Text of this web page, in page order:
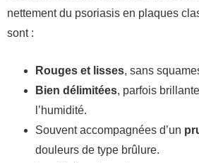
nettement du psoriasis en plaques
sont :
Rouges et lisses, sans
Bien délimitées, parfois
l’humidité.
Souvent accompagnées d’un
douleurs de type brûlure.